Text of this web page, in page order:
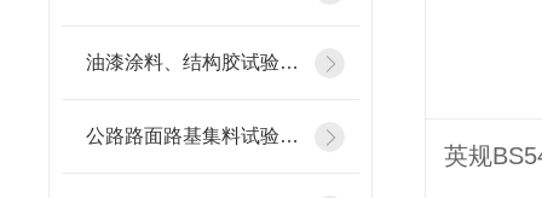
油漆涂料、结构胶试验仪器
公路路面路基集料试验仪器